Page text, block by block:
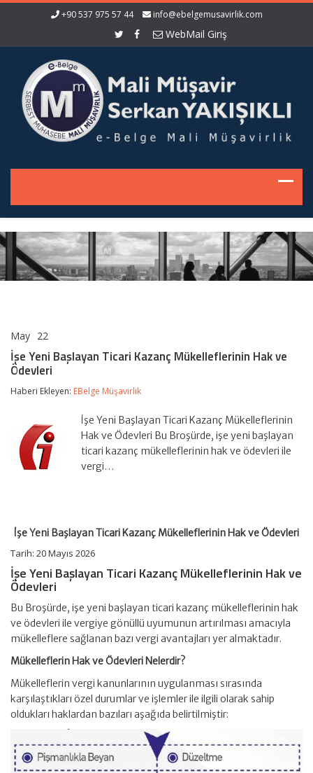
+90 537 975 57 44 info@ebelgemusavirlik.com
WebMail Giriş
May 22
Başlayan
Mükelleflerinin
Ödevleri
İşe Yeni Başlayan Ticari Kazanç Mükelleflerinin Hak ve
Ödevleri
Haberi Ekleyen: EBelge Müşavirlik
İşe Yeni Başlayan Ticari Kazanç Mükelleflerinin
Hak ve Ödevleri Bu Broşürde, işe yeni başlayan
ticari kazanç mükelleflerinin hak ve ödevleri ile
vergi…
İşe Yeni Başlayan Ticari Kazanç Mükelleflerinin Hak ve Ödevleri
Tarih: 20 Mayıs 2026
İşe Yeni Başlayan Ticari Kazanç Mükelleflerinin Hak ve
Ödevleri
Bu Broşürde, işe yeni başlayan ticari kazanç mükelleflerinin hak
ve ödevleri ile vergiye gönüllü uyumunun artırılması amacıyla
mükelleflere sağlanan bazı vergi avantajları yer almaktadır.
Mükelleflerin Hak ve Ödevleri Nelerdir?
Mükelleflerin vergi kanunlarının uygulanması sırasında
karşılaştıkları özel durumlar ve işlemler ile ilgili olarak sahip
oldukları haklardan bazıları aşağıda belirtilmiştir: